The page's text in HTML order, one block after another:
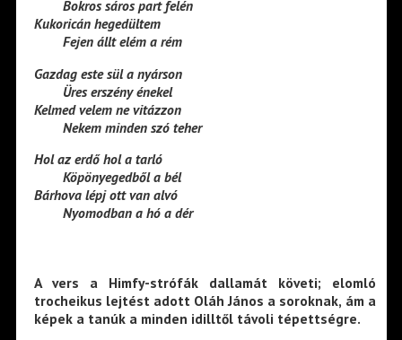
Bokros sáros part felén
Kukoricán hegedültem
Fejen állt elém a rém
Gazdag este sül a nyárson
Üres erszény énekel
Kelmed velem ne vitázzon
Nekem minden szó teher
Hol az erdő hol a tarló
Köpönyegedből a bél
Bárhova lépj ott van alvó
Nyomodban a hó a dér
A vers a Himfy-strófák dallamát követi; elomló
trocheikus lejtést adott Oláh János a soroknak, ám a
képek a tanúk a minden idilltől távoli tépettségre.